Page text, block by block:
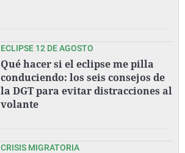
ECLIPSE 12 DE AGOSTO
Qué hacer si el eclipse me pilla
conduciendo: los seis consejos de
la DGT para evitar distracciones al
volante
CRISIS MIGRATORIA